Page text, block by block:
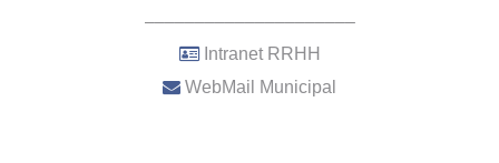
–––––––––––––––––––––
Intranet RRHH
WebMail Municipal